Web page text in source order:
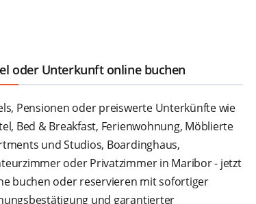
oder Unterkunft online buchen
Pensionen oder preiswerte Unterkünfte wie
Bed & Breakfast, Ferienwohnung, Möblierte
und Studios, Boardinghaus,
oder Privatzimmer in Maribor - jetzt
buchen oder reservieren mit sofortiger
und garantierter